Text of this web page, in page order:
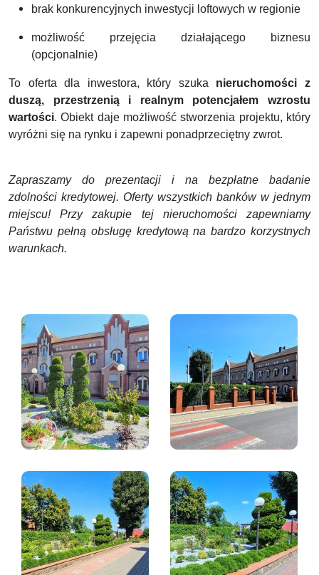
brak konkurencyjnych inwestycji loftowych w regionie
możliwość przejęcia działającego biznesu
(opcjonalnie)
To oferta dla inwestora, który szuka nieruchomości z
duszą, przestrzenią i realnym potencjałem wzrostu
wartości. Obiekt daje możliwość stworzenia projektu, który
wyróżni się na rynku i zapewni ponadprzeciętny zwrot.
Zapraszamy do prezentacji i na bezpłatne badanie
zdolności kredytowej. Oferty wszystkich banków w jednym
miejscu! Przy zakupie tej nieruchomości zapewniamy
Państwu pełną obsługę kredytową na bardzo korzystnych
warunkach.